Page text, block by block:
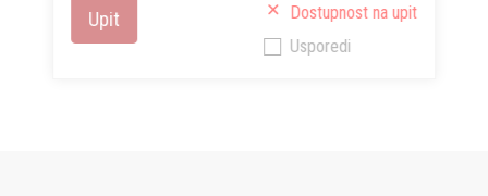
Upit
Dostupnost na upit
Usporedi